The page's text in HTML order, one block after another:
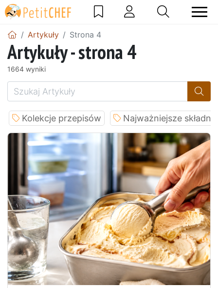
Artykuły Strona 4
Artykuły - strona 4
1664 wyniki
Kolekcje przepisów Najważniejsze